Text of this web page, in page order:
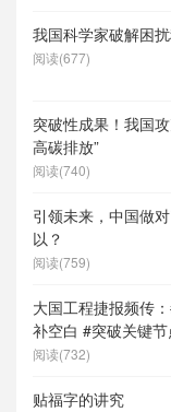
我国科学家破解困
阅读(677)
突破性成果！我国
高碳排放”
阅读(740)
引领未来，中国做
以？
阅读(759)
大国工程捷报频传
补空白 #突破关键节
阅读(732)
贴福字的讲究